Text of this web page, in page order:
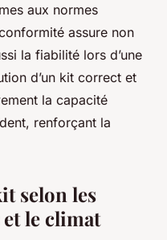
aux normes
assure non
la fiabilité lors d’une
d’un kit correct et
la capacité
renforçant la
selon les
le climat